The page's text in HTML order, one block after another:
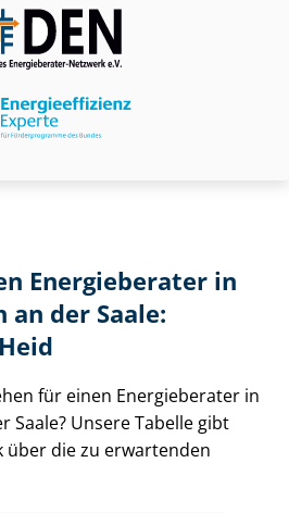
Energieberater in
an der Saale:
für einen Energieberater in
Saale? Unsere Tabelle gibt
über die zu erwartenden